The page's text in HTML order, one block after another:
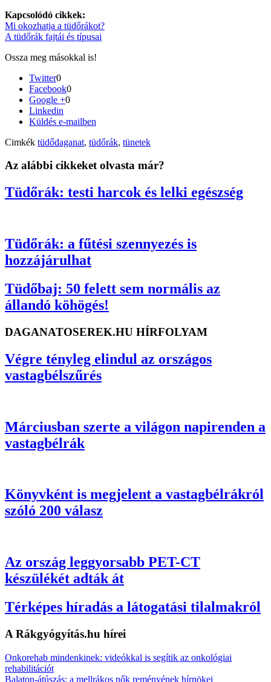
Kapcsolódó cikkek:
Mi okozhatja a tüdőrákot?
A tüdőrák fajtái és típusai
Ossza meg másokkal is!
Twitter0
Facebook0
Google +0
Linkedin
Küldés e-mailben
Cimkék tüdődaganat, tüdőrák, tünetek
Az alábbi cikkeket olvasta már?
Tüdőrák: testi harcok és lelki egészség
Tüdőrák: a fűtési szennyezés is
hozzájárulhat
Tüdőbaj: 50 felett sem normális az
állandó köhögés!
DAGANATOSEREK.HU HÍRFOLYAM
Végre tényleg elindul az országos
vastagbélszűrés
Márciusban szerte a világon napirenden a
vastagbélrák
Könyvként is megjelent a vastagbélrákról
szóló 200 válasz
Az ország leggyorsabb PET-CT
készülékét adták át
Térképes híradás a látogatási tilalmakról
A Rákgyógyítás.hu hírei
Onkorehab mindenkinek: videókkal is segítik az onkológiai
rehabilitációt
Balaton-átúszás: a mellrákos nők reményének hírnökei